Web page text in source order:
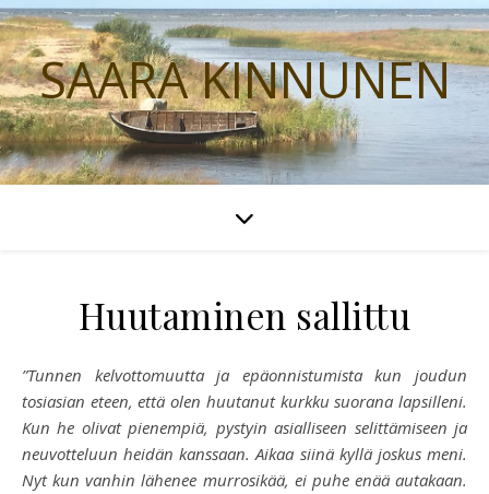
SAARA KINNUNEN
Huutaminen sallittu
”Tunnen kelvottomuutta ja epäonnistumista kun joudun
tosiasian eteen, että olen huutanut kurkku suorana lapsilleni.
Kun he olivat pienempiä, pystyin asialliseen selittämiseen ja
neuvotteluun heidän kanssaan. Aikaa siinä kyllä joskus meni.
Nyt kun vanhin lähenee murrosikää, ei puhe enää autakaan.